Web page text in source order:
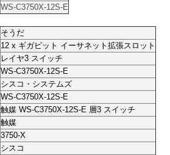
WS-C3750X-12S-E
そうだ
12 x ギガビット イーサネット拡張スロット
レイヤ3 スイッチ
WS-C3750X-12S-E
シスコ・システムズ
WS-C3750X-12S-E
触媒 WS-C3750X-12S-E 層3 スイッチ
触媒
3750-X
シスコ